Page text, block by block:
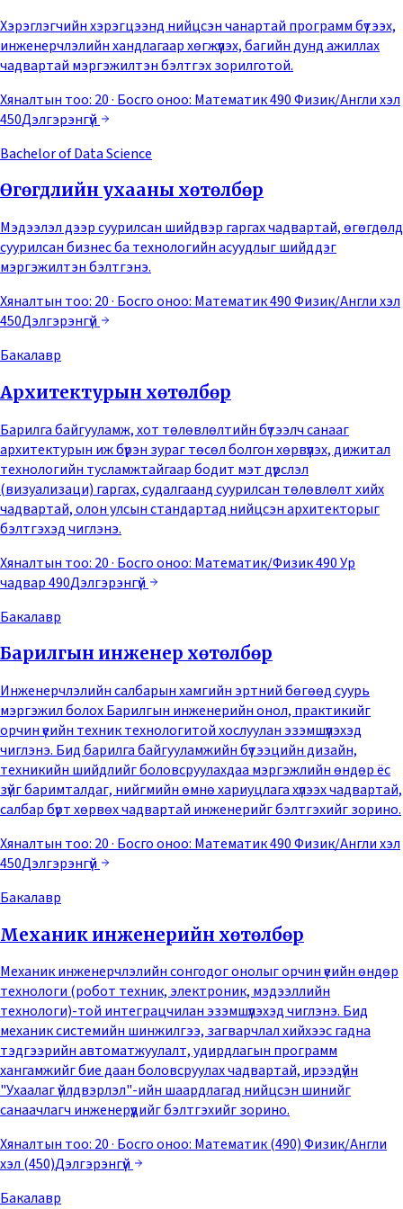
Хэрэглэгчийн хэрэгцээнд нийцсэн чанартай программ бүтээх,
инженерчлэлийн хандлагаар хөгжүүлэх, багийн дунд ажиллах
чадвартай мэргэжилтэн бэлтгэх зорилготой.
Хяналтын тоо: 20· Босго оноо: Математик 490 Физик/Англи хэл
450Дэлгэрэнгүй
Bachelor of Data Science
Өгөгдлийн ухааны хөтөлбөр
Мэдээлэл дээр суурилсан шийдвэр гаргах чадвартай, өгөгдөлд
суурилсан бизнес ба технологийн асуудлыг шийддэг
мэргэжилтэн бэлтгэнэ.
Хяналтын тоо: 20· Босго оноо: Математик 490 Физик/Англи хэл
450Дэлгэрэнгүй
Бакалавр
Архитектурын хөтөлбөр
Барилга байгууламж, хот төлөвлөлтийн бүтээлч санааг
архитектурын иж бүрэн зураг төсөл болгон хөрвүүлэх, дижитал
технологийн тусламжтайгаар бодит мэт дүрслэл
(визуализаци) гаргах, судалгаанд суурилсан төлөвлөлт хийх
чадвартай, олон улсын стандартад нийцсэн архитекторыг
бэлтгэхэд чиглэнэ.
Хяналтын тоо: 20· Босго оноо: Математик/Физик 490 Ур
чадвар 490Дэлгэрэнгүй
Бакалавр
Барилгын инженер хөтөлбөр
Инженерчлэлийн салбарын хамгийн эртний бөгөөд суурь
мэргэжил болох Барилгын инженерийн онол, практикийг
орчин үеийн техник технологитой хослуулан эзэмшүүлэхэд
чиглэнэ. Бид барилга байгууламжийн бүтээцийн дизайн,
техникийн шийдлийг боловсруулахдаа мэргэжлийн өндөр ёс
зүйг баримталдаг, нийгмийн өмнө хариуцлага хүлээх чадвартай,
салбар бүрт хөрвөх чадвартай инженерийг бэлтгэхийг зорино.
Хяналтын тоо: 20· Босго оноо: Математик 490 Физик/Англи хэл
450Дэлгэрэнгүй
Бакалавр
Механик инженерийн хөтөлбөр
Механик инженерчлэлийн сонгодог онолыг орчин үеийн өндөр
технологи (робот техник, электроник, мэдээллийн
технологи)-той интеграцчилан эзэмшүүлэхэд чиглэнэ. Бид
механик системийн шинжилгээ, загварчлал хийхээс гадна
тэдгээрийн автоматжуулалт, удирдлагын программ
хангамжийг бие даан боловсруулах чадвартай, ирээдүйн
"Ухаалаг үйлдвэрлэл"-ийн шаардлагад нийцсэн шинийг
санаачлагч инженерүүдийг бэлтгэхийг зорино.
Хяналтын тоо: 20· Босго оноо:Математик (490) Физик/Англи
хэл (450)Дэлгэрэнгүй
Бакалавр